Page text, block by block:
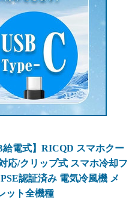
給電式】RICQD スマホクー
応/クリップ式 スマホ冷却フ
認証済み 電気冷風機 メ
ット全機種